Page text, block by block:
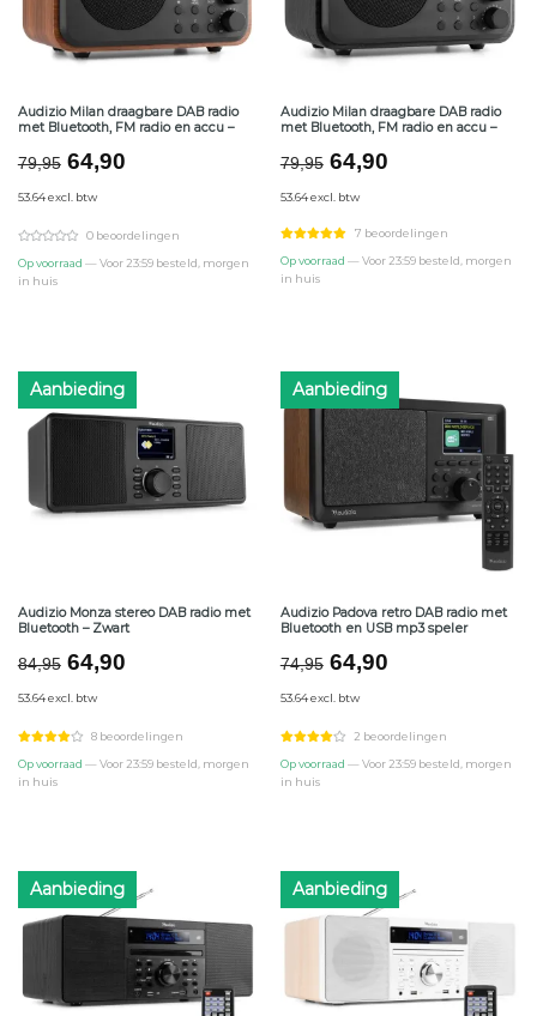
Audizio Milan draagbare DAB radio
met Bluetooth, FM radio en accu –
79,95 Oorspronkelijke
was:
€79,95.
64,90Huidige
€64,90.
53.64 excl. btw
0 beoordelingen
Op voorraad — Voor 23:59 besteld, morgen
in huis
Audizio Milan draagbare DAB radio
met Bluetooth, FM radio en accu –
79,95 Oorspronkelijke
was:
€79,95.
64,90Huidige
€64,90.
53.64 excl. btw
7 beoordelingen
Op voorraad — Voor 23:59 besteld, morgen
in huis
Aanbieding
Audizio Monza stereo DAB radio met
Bluetooth – Zwart
84,95 Oorspronkelijke
was:
€84,95.
64,90Huidige
€64,90.
53.64 excl. btw
8 beoordelingen
Op voorraad — Voor 23:59 besteld, morgen
in huis
Aanbieding
Audizio Padova retro DAB radio met
Bluetooth en USB mp3 speler
74,95 Oorspronkelijke
was:
€74,95.
64,90Huidige
€64,90.
53.64 excl. btw
2 beoordelingen
Op voorraad — Voor 23:59 besteld, morgen
in huis
Aanbieding Aanbieding